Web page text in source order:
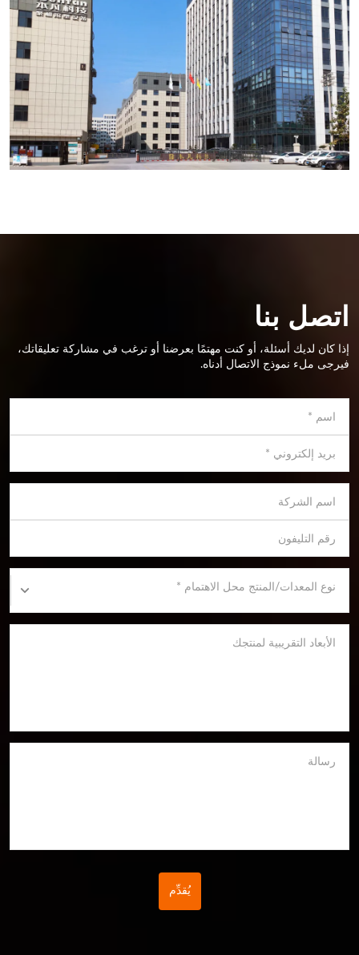
اتصل بنا
إذا كان لديك أسئلة، أو كنت مهتمًا بعرضنا أو ترغب في مشاركة تعليقاتك،
فيرجى ملء نموذج الاتصال أدناه.
اسم *
بريد إلكتروني *
اسم الشركة
رقم التليفون
نوع المعدات/المنتج محل الاهتمام *
الأبعاد التقريبية لمنتجك
رسالة
يُقدِّم